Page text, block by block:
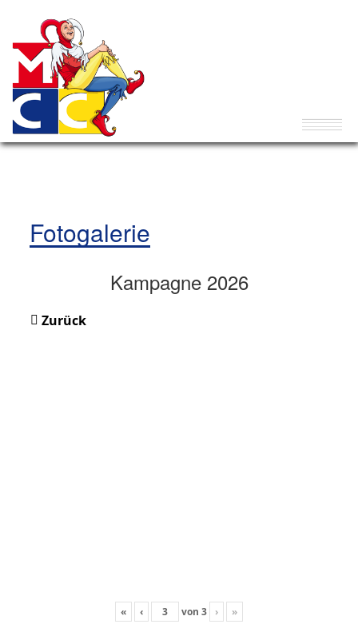
Fotogalerie
Kampagne 2026
Zurück
« ‹ von 3 › »